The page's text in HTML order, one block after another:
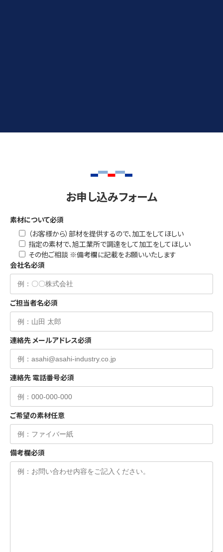
お申し込みフォーム
素材について必須
（お客様から）部材を提供するので、加工をしてほしい
指定の素材で、旭工業所で調達をして加工をしてほしい
その他ご相談 ※備考欄に記載をお願いいたします
会社名必須
ご担当者名必須
連絡先 メールアドレス必須
連絡先 電話番号必須
ご希望の素材任意
備考欄必須